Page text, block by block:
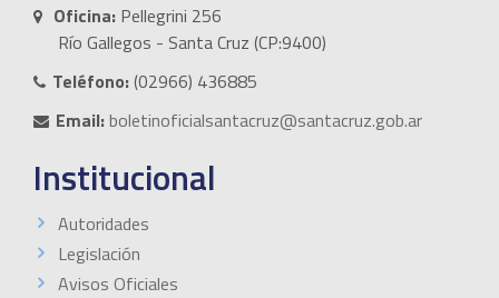
Oficina: Pellegrini 256
Río Gallegos - Santa Cruz (CP:9400)
Teléfono:(02966) 436885
Email:boletinoficialsantacruz@santacruz.gob.ar
Institucional
Autoridades
Legislación
Avisos Oficiales